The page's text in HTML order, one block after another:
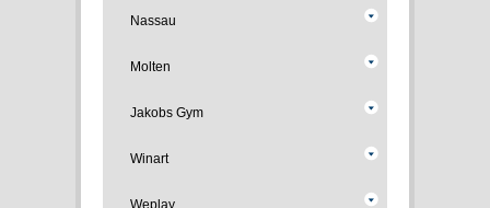
Nassau
Molten
Jakobs Gym
Winart
Weplay